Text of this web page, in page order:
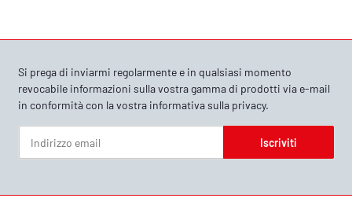
Si prega di inviarmi regolarmente e in qualsiasi momento
revocabile informazioni sulla vostra gamma di prodotti via e-mail
in conformità con la vostra informativa sulla privacy.
Iscriviti